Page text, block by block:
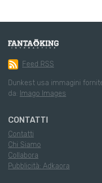
Feed RSS
Dunkest usa immagini
da: Imago Images
CONTATTI
Contatti
Chi Siamo
Collabora
Pubblicità: Adkaora